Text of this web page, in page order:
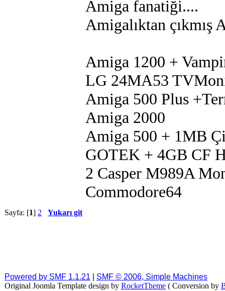
Amiga fanatiği....
Amigalıktan çıkmış
Amiga 1200 +
LG 24MA53
Amiga 500 Plus
Amiga 2000
Amiga 500 + 1MB
GOTEK + 4GB CF
2 Casper M989A
Commodore64
Sayfa: [1] 2 Yukarı git
Powered by SMF 1.1.21
SMF © 2006, Simple Machines
Original Joomla Template design by RocketTheme ( Conversion by